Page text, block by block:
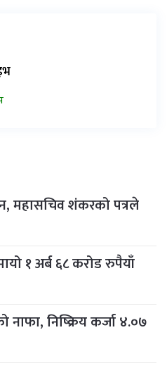
महासचिव शंकरको पत्रले
१ अर्ब ६८ करोड रुपैयाँ
निष्क्रिय कर्जा ४.०७